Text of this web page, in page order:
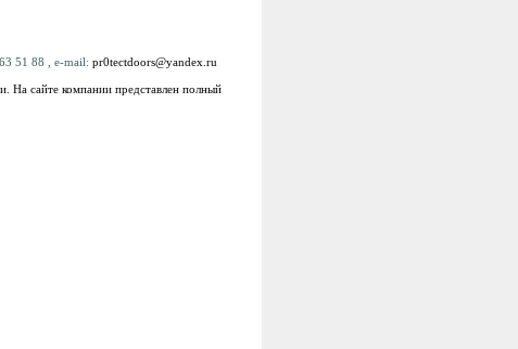
51 88 , e-mail: pr0tectdoors@yandex.ru
На сайте компании представлен полный